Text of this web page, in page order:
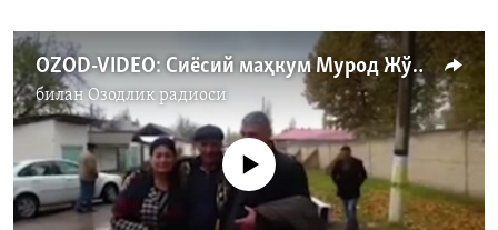
OZOD-VIDEO: Сиëсий маҳкум Мурод Жўраев озодликка чиқди
биланОзодлик радиоси
Айни дамда медиа-манба мавжуд эмас